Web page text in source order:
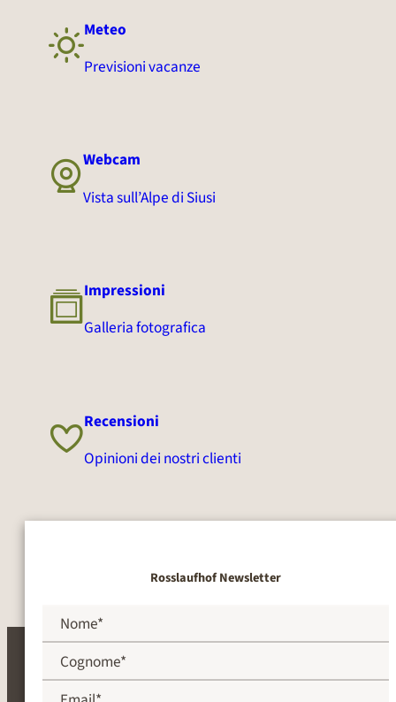
Meteo
Previsioni vacanze
Webcam
Vista sull’Alpe di Siusi
Impressioni
Galleria fotografica
Recensioni
Opinioni dei nostri clienti
Rosslaufhof Newsletter